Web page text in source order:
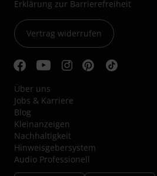
Erklärung zur Barrierefreiheit
Vertrag widerrufen
Über uns
Jobs & Karriere
Blog
Kleinanzeigen
Nachhaltigkeit
Hinweisgebersystem
Audio Professionell